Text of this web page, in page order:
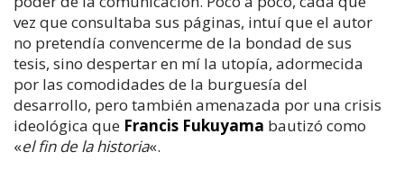
vez que consultaba sus páginas, intuí que el autor
no pretendía convencerme de la bondad de sus
tesis, sino despertar en mí la utopía, adormecida
por las comodidades de la burguesía del
desarrollo, pero también amenazada por una crisis
ideológica que Francis Fukuyama bautizó como
«el fin de la historia«.